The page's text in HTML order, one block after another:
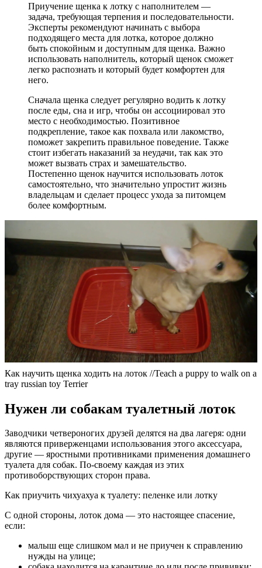
Приучение щенка к лотку с наполнителем —
задача, требующая терпения и последовательности.
Эксперты рекомендуют начинать с выбора
подходящего места для лотка, которое должно
быть спокойным и доступным для щенка. Важно
использовать наполнитель, который щенок сможет
легко распознать и который будет комфортен для
него.
Сначала щенка следует регулярно водить к лотку
после еды, сна и игр, чтобы он ассоциировал это
место с необходимостью. Позитивное
подкрепление, такое как похвала или лакомство,
поможет закрепить правильное поведение. Также
стоит избегать наказаний за неудачи, так как это
может вызвать страх и замешательство.
Постепенно щенок научится использовать лоток
самостоятельно, что значительно упростит жизнь
владельцам и сделает процесс ухода за питомцем
более комфортным.
Как научить щенка ходить на лоток //Teach a puppy to walk on a
tray russian toy Terrier
Нужен ли собакам туалетный лоток
Заводчики четвероногих друзей делятся на два лагеря: одни
являются приверженцами использования этого аксессуара,
другие — яростными противниками применения домашнего
туалета для собак. По-своему каждая из этих
противоборствующих сторон права.
Как приучить чихуахуа к туалету: пеленке или лотку
С одной стороны, лоток дома — это настоящее спасение,
если:
малыш еще слишком мал и не приучен к справлению
нужды на улице;